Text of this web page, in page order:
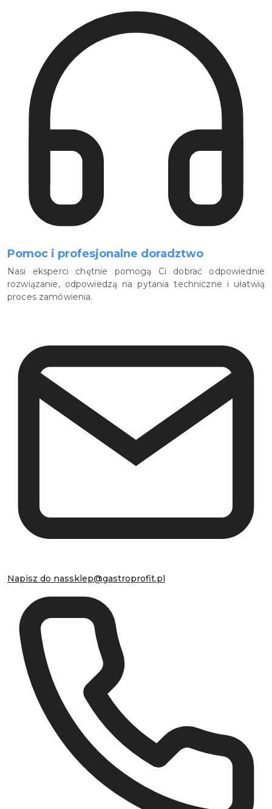
Pomoc i profesjonalne doradztwo
Nasi eksperci chętnie pomogą Ci dobrać odpowiednie
rozwiązanie, odpowiedzą na pytania techniczne i ułatwią
proces zamówienia.
Napisz do nassklep@gastroprofit.pl